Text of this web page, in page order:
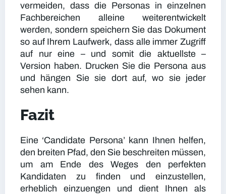
vermeiden, dass die Personas in einzelnen
Fachbereichen alleine weiterentwickelt
werden, sondern speichern Sie das Dokument
so auf Ihrem Laufwerk, dass alle immer Zugriff
auf nur eine – und somit die aktuellste –
Version haben. Drucken Sie die Persona aus
und hängen Sie sie dort auf, wo sie jeder
sehen kann.
Fazit
Eine ‘Candidate Persona’ kann Ihnen helfen,
den breiten Pfad, den Sie beschreiten müssen,
um am Ende des Weges den perfekten
Kandidaten zu finden und einzustellen,
erheblich einzuengen und dient Ihnen als